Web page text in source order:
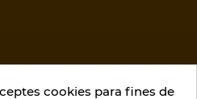
cookies para fines de